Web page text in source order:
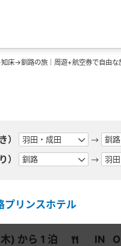
床→釧路の旅｜周遊+航空券で自由な
）
）
プリンスホテル
) から 1 泊 IN